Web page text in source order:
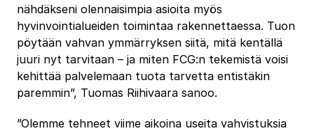
nähdäkseni olennaisimpia asioita myös
hyvinvointialueiden toimintaa rakennettaessa. Tuon
pöytään vahvan ymmärryksen siitä, mitä kentällä
juuri nyt tarvitaan – ja miten FCG:n tekemistä voisi
kehittää palvelemaan tuota tarvetta entistäkin
paremmin”, Tuomas Riihivaara sanoo.
”Olemme tehneet viime aikoina useita vahvistuksia